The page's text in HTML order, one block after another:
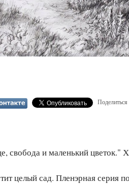
Поделиться
свобода и маленький цветок."
целый сад. Пленэрная серия